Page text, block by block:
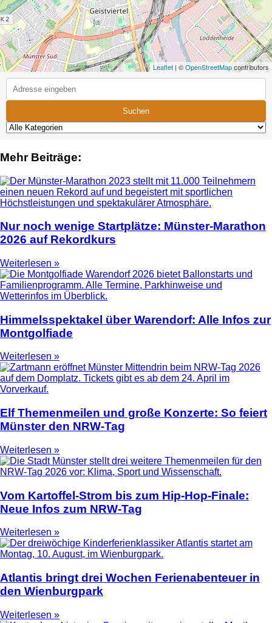
Leaflet | ©OpenStreetMapcontributors
Suchen
Mehr Beiträge:
Nur noch wenige Startplätze: Münster-Marathon
2026 auf Rekordkurs
Weiterlesen »
Himmelsspektakel über Warendorf: Alle Infos zur
Montgolfiade
Weiterlesen »
Elf Themenmeilen und große Konzerte: So feiert
Münster den NRW-Tag
Weiterlesen »
Vom Kartoffel-Strom bis zum Hip-Hop-Finale:
Neue Infos zum NRW-Tag
Weiterlesen »
Atlantis bringt drei Wochen Ferienabenteuer in
den Wienburgpark
Weiterlesen »